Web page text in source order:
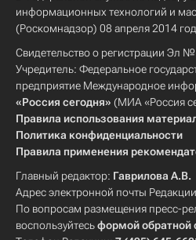
информационных технологий и
(Роскомнадзор) 08 апреля 2014
Свидетельство о регистрации Эл
Учредитель: Федеральное
предприятие Международное
«Россия сегодня» (МИА «Россия
Правила использования
Политика конфиденциальности
Правила применения
Главный редактор: Гаврилова А.В.
Адрес электронной почты
По вопросам размещения пресс-
воспользуйтесьформой обратной